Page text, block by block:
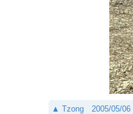
▲ Tzong 2005/05/06